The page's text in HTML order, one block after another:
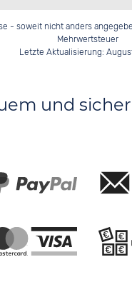
- soweit nicht anders
Mehrwertsteuer
Letzte Aktualisierung:
und